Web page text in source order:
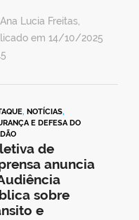
Lucia Freitas,
em 14/10/2025
, NOTÍCIAS,
E DEFESA DO
de
anuncia
sobre
e